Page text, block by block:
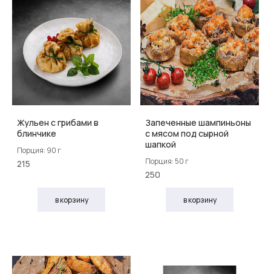
Жульен с грибами в
блинчике
Порция: 90 г
215
в корзину
Запеченные шампиньоны
с мясом под сырной
шапкой
Порция: 50 г
250
в корзину